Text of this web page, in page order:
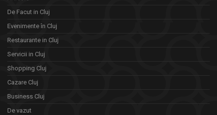
De Facut in Cluj
Evenimente în Cluj
Restaurante in Cluj
Servicii in Cluj
Shopping Cluj
Cazare Cluj
Business Cluj
De vazut